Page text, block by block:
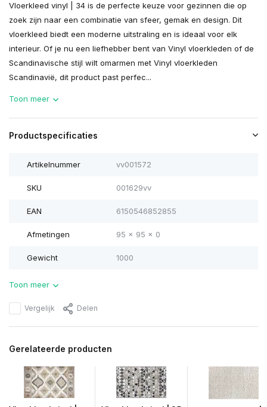
Vloerkleed vinyl | 34 is de perfecte keuze voor gezinnen die op
zoek zijn naar een combinatie van sfeer, gemak en design. Dit
vloerkleed biedt een moderne uitstraling en is ideaal voor elk
interieur. Of je nu een liefhebber bent van Vinyl vloerkleden of de
Scandinavische stijl wilt omarmen met Vinyl vloerkleden
Scandinavië, dit product past perfec...
Toon meer
Productspecificaties
Artikelnummer vv001572
SKU 001629vv
EAN 6150546852855
Afmetingen 95 x 95 x 0
Gewicht 1000
Toon meer
Vergelijk Delen
Gerelateerde producten